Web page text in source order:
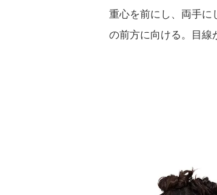
重心を前にし、両手に
の前方に向ける。目線